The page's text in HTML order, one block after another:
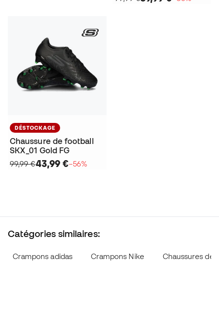
DÉSTOCKAGE
Chaussure de football
SKX_01 Gold FG
99,99 €43,99 €−56%
Catégories similaires:
Crampons adidas Crampons Nike Chaussures de